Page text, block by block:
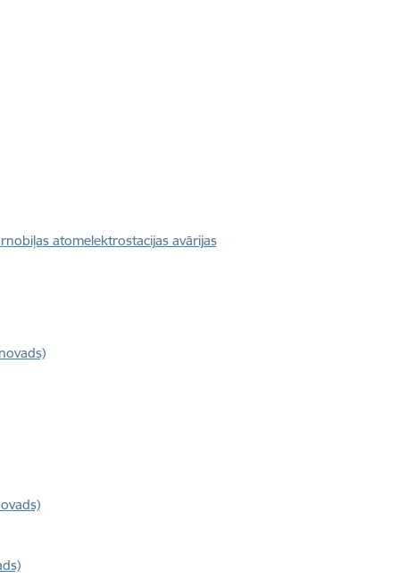
atomelektrostacijas avārijas